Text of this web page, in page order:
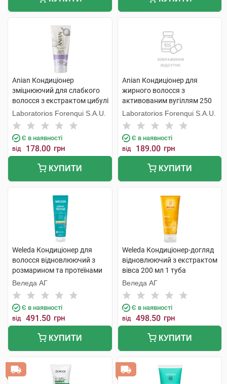
Anian Кондиціонер
зміцнюючий для слабкого
волосся з екстрактом цибулі
250 мл 1 туба
Laboratorios Forenqui S.A.U.
Є в наявності
від 178.00 грн
КУПИТИ
Anian Кондиціонер для
жирного волосся з
активованим вугіллям 250
мл 1 флакон
Laboratorios Forenqui S.A.U.
Є в наявності
від 189.00 грн
КУПИТИ
Weleda Кондиціонер для
волосся відновлюючий з
розмарином та протеїнами
150 мл 1 туба
Веледа АГ
Є в наявності
від 491.50 грн
КУПИТИ
Weleda Кондиціонер-догляд
відновлюючий з екстрактом
вівса 200 мл 1 туба
Веледа АГ
Є в наявності
від 498.50 грн
КУПИТИ